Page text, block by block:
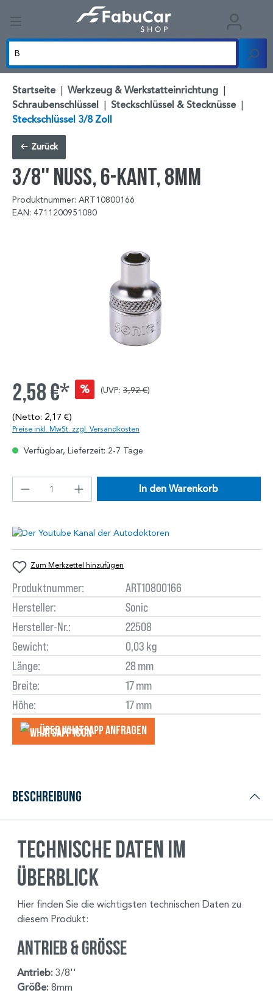
Startseite | Werkzeug & Werkstatteinrichtung |
Schraubenschlüssel | Steckschlüssel & Stecknüsse |
Steckschlüssel 3/8 Zoll
Zurück
3/8'' Nuss, 6-kant, 8mm
Produktnummer: ART10800166
EAN: 4711200951080
2,58 €* % (UVP: 3,92 €)
(Netto: 2,17 €)
Preise inkl. MwSt. zzgl. Versandkosten
Verfügbar, Lieferzeit: 2-7 Tage
In den Warenkorb
Zum Merkzettel hinzufügen
Produktnummer:
ART10800166
Hersteller:
Sonic
Hersteller-Nr.:
22508
Gewicht:
0,03 kg
Länge:
28 mm
Breite:
17 mm
Höhe:
17 mm
Über WhatsApp anfragеn
Beschreibung
Technische Daten im
Überblick
Hier finden Sie die wichtigsten technischen Daten zu
diesem Produkt:
Antrieb & Größe
Antrieb: 3/8''
Größe: 8mm